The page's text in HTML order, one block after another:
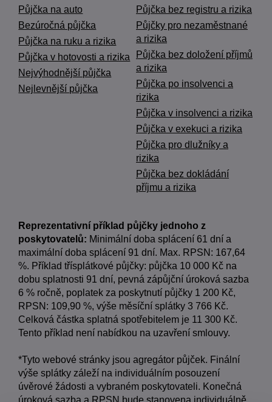
Půjčka na auto
Bezúročná půjčka
Půjčka na ruku a rizika
Půjčka v hotovosti a rizika
Nejvýhodnější půjčka
Nejlevnější půjčka
Půjčka bez registru a rizika
Půjčky pro nezaměstnané
a rizika
Půjčka bez doložení příjmů
a rizika
Půjčka po insolvenci a
rizika
Půjčka v insolvenci a rizika
Půjčka v exekuci a rizika
Půjčka pro dlužníky a
rizika
Půjčka bez dokládání
příjmu a rizika
Reprezentativní příklad půjčky jednoho z
poskytovatelů: Minimální doba splácení 61 dní a
maximální doba splácení 91 dní. Max. RPSN: 167,64
%. Příklad třísplátkové půjčky: půjčka 10 000 Kč na
dobu splatnosti 91 dní, pevná zápůjční úroková sazba
6 % ročně, poplatek za poskytnutí půjčky 1 200 Kč,
RPSN: 109,90 %, výše měsíční splátky 3 766 Kč.
Celková částka splatná spotřebitelem je 11 300 Kč.
Tento příklad není nabídkou na uzavření smlouvy.
*Tyto webové stránky jsou agregátor půjček. Finální
výše splátky záleží na individuálním posouzení
úvěrové žádosti a vybraném poskytovateli. Konečná
úroková sazba a RPSN bude stanovena individuálně